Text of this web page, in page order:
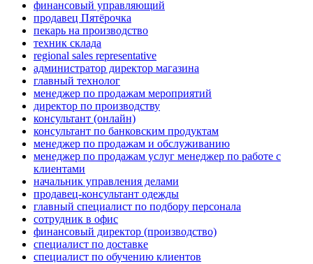
финансовый управляющий
продавец Пятёрочка
пекарь на производство
техник склада
regional sales representative
администратор директор магазина
главный технолог
менеджер по продажам мероприятий
директор по производству
консультант (онлайн)
консультант по банковским продуктам
менеджер по продажам и обслуживанию
менеджер по продажам услуг менеджер по работе с
клиентами
начальник управления делами
продавец-консультант одежды
главный специалист по подбору персонала
сотрудник в офис
финансовый директор (производство)
специалист по доставке
специалист по обучению клиентов